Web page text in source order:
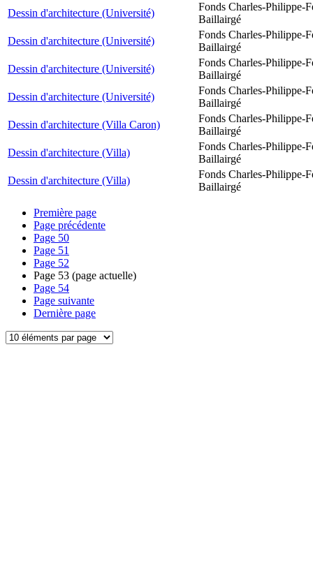
Dessin d'architecture (Université)
Fonds Charles-Philippe-
Baillairgé
Dessin d'architecture (Université)
Fonds Charles-Philippe-
Baillairgé
Dessin d'architecture (Université)
Fonds Charles-Philippe-
Baillairgé
Dessin d'architecture (Université)
Fonds Charles-Philippe-
Baillairgé
Dessin d'architecture (Villa Caron)
Fonds Charles-Philippe-
Baillairgé
Dessin d'architecture (Villa)
Fonds Charles-Philippe-
Baillairgé
Dessin d'architecture (Villa)
Fonds Charles-Philippe-
Baillairgé
Première page
Page précédente
Page 50
Page 51
Page 52
Page 53 (page actuelle)
Page 54
Page suivante
Dernière page